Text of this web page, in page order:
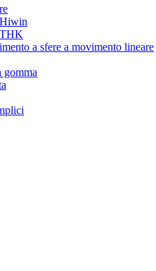
a sfere a movimento lineare
gomma